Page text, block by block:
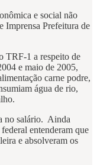
e social não
Imprensa Prefeitura de
TRF-1 a respeito de
e maio de 2005,
carne podre,
água de rio,
no salário. Ainda
entenderam que
e absolveram os